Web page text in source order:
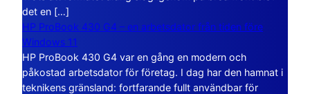
det en […]
HP ProBook 430 G4 – en arbetsdator från tiden före
Windows 11
HP ProBook 430 G4 var en gång en modern och
påkostad arbetsdator för företag. I dag har den hamnat i
teknikens gränsland: fortfarande fullt användbar för